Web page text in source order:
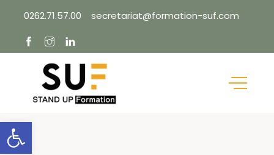
Ouvrir la barre d’outils
content
0262.71.57.00 secretariat@formation-suf.com